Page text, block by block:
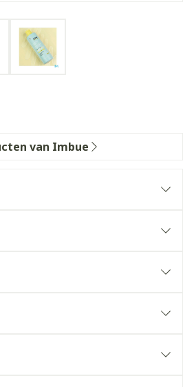
larger imageView larger image
van Imbue